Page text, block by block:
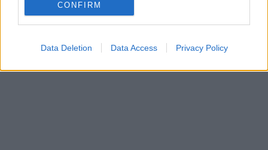
CONFIRM
Data Deletion Data Access Privacy Policy